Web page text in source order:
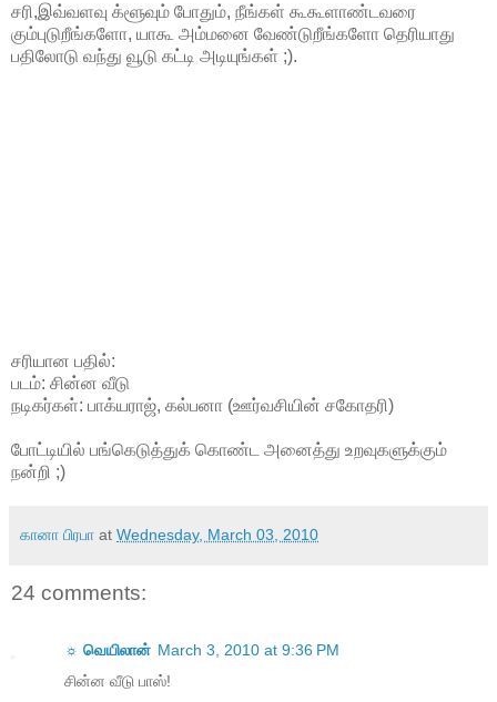
சரி,இவ்வளவு க்ளூவும் போதும், நீங்கள் கூகூளாண்டவரை
கும்புடுறீங்களோ, யாகூ அம்மனை வேண்டுறீங்களோ தெரியாது
பதிலோடு வந்து வூடு கட்டி அடியுங்கள் ;).
சரியான பதில்:
படம்: சின்ன வீடு
நடிகர்கள்: பாக்யராஜ், கல்பனா (ஊர்வசியின் சகோதரி)
போட்டியில் பங்கெடுத்துக் கொண்ட அனைத்து உறவுகளுக்கும்
நன்றி ;)
கானா பிரபா at Wednesday, March 03, 2010
24 comments:
☼ வெயிலான் March 3, 2010 at 9:36 PM
சின்ன வீடு பாஸ்!